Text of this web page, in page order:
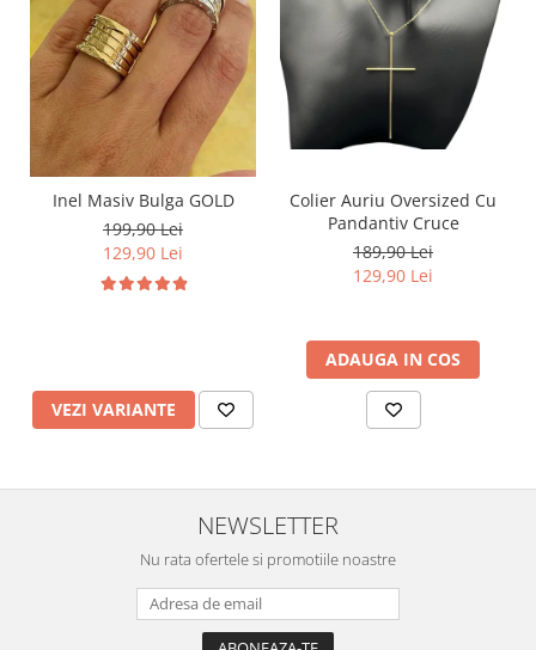
Inel Masiv Bulga GOLD
199,90 Lei
129,90 Lei
VEZI VARIANTE
Colier Auriu Oversized Cu
Pandantiv Cruce
189,90 Lei
129,90 Lei
ADAUGA IN COS
NEWSLETTER
Nu rata ofertele si promotiile noastre